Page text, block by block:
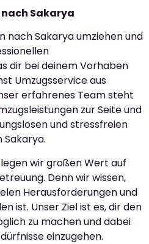
Sakarya
nach Sakarya umziehen und
dir bei deinem Vorhaben
Umzugsservice aus
erfahrenes Team steht
zur Seite und
und stressfreien
Sakarya.
wir großen Wert auf
Denn wir wissen,
Herausforderungen und
ist. Unser Ziel ist es, dir den
zu machen und dabei
einzugehen.